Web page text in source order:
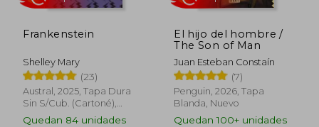
20% $ 229.000 20%
Frankenstein
Shelley Mary
(23)
Austral, 2025, Tapa Dura
Sin S/cub. (cartoné),
Nuevo
Quedan 84 unidades
El hijo del hombre /
The Son of Man
Juan Esteban Constaín
(7)
Penguin, 2026, Tapa
Blanda, Nuevo
Quedan 100+ unidades